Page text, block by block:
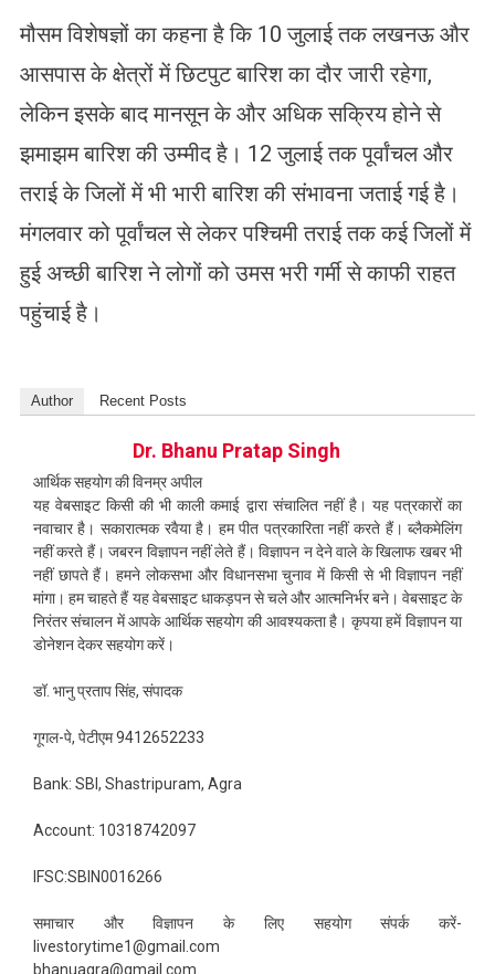
मौसम विशेषज्ञों का कहना है कि 10 जुलाई तक लखनऊ और
आसपास के क्षेत्रों में छिटपुट बारिश का दौर जारी रहेगा,
लेकिन इसके बाद मानसून के और अधिक सक्रिय होने से
झमाझम बारिश की उम्मीद है। 12 जुलाई तक पूर्वांचल और
तराई के जिलों में भी भारी बारिश की संभावना जताई गई है।
मंगलवार को पूर्वांचल से लेकर पश्चिमी तराई तक कई जिलों में
हुई अच्छी बारिश ने लोगों को उमस भरी गर्मी से काफी राहत
पहुंचाई है।
Author Recent Posts
Dr. Bhanu Pratap Singh
आर्थिक सहयोग की विनम्र अपील
यह वेबसाइट किसी की भी काली कमाई द्वारा संचालित नहीं है। यह पत्रकारों का
नवाचार है। सकारात्मक रवैया है। हम पीत पत्रकारिता नहीं करते हैं। ब्लैकमेलिंग
नहीं करते हैं। जबरन विज्ञापन नहीं लेते हैं। विज्ञापन न देने वाले के खिलाफ खबर भी
नहीं छापते हैं। हमने लोकसभा और विधानसभा चुनाव में किसी से भी विज्ञापन नहीं
मांगा। हम चाहते हैं यह वेबसाइट धाकड़पन से चले और आत्मनिर्भर बने। वेबसाइट के
निरंतर संचालन में आपके आर्थिक सहयोग की आवश्यकता है। कृपया हमें विज्ञापन या
डोनेशन देकर सहयोग करें।
डॉ. भानु प्रताप सिंह, संपादक
गूगल-पे, पेटीएम 9412652233
Bank: SBI, Shastripuram, Agra
Account: 10318742097
IFSC:SBIN0016266
समाचार और विज्ञापन के लिए सहयोग संपर्क करें-
livestorytime1@gmail.com
bhanuagra@gmail.com